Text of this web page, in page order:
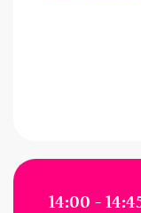
14:00 -